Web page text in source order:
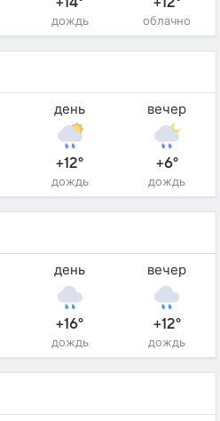
дождь облачно
день
+12°
дождь
вечер
+6°
дождь
день
+16°
дождь
вечер
+12°
дождь